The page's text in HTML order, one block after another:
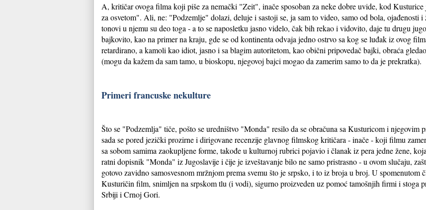
A, kritičar ovoga filma koji piše za nemački "Zeit", inače sposoban za neke dobre uvide, kod
za osvetom". Ali, ne: "Podzemlje" dolazi, deluje i sastoji se, ja sam to video, samo od bola, ojađenosti
tonovi u njemu su deo toga - a to se naposletku jasno videlo, čak bih rekao i vidovito, daje tu drugu
bajkovito, kao na primer na kraju, gde se od kontinenta odvaja jedno ostrvo sa kog se luđak iz ovog
retardirano, a kamoli kao idiot, jasno i sa blagim autoritetom, kao obični pripovedač bajki, obraća
(mogu da kažem da sam tamo, u bioskopu, njegovoj bajci mogao da zamerim samo to da je prekratka).
Primeri francuske nekulture
Što se "Podzemlja" tiče, pošto se uredništvo "Monda" resilo da se obračuna sa Kusturicom i
sada se pored jezički prozirne i dirigovane recenzije glavnog filmskog kritičara - inače - koji filmu
sa sobom samima zaokupljene forme, takođe u kulturnoj rubrici pojavio i članak iz pera jedne žene,
ratni dopisnik "Monda" iz Jugoslavije i čije je izveštavanje bilo ne samo pristrasno - u ovom slučaju,
gotovo zavidno samosvesnom mržnjom prema svemu što je srpsko, i to iz broja u broj. U spomenutom
Kusturičin film, snimljen na srpskom tlu (i vodi), sigurno proizveden uz pomoć tamošnjih firmi i stoga
Srbiji i Crnoj Gori.